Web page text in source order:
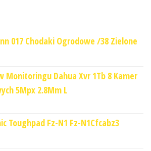
017 Chodaki Ogrodowe /38 Zielone
Monitoringu Dahua Xvr 1Tb 8 Kamer
5Mpx 2.8Mm L
Toughpad Fz-N1 Fz-N1Cfcabz3